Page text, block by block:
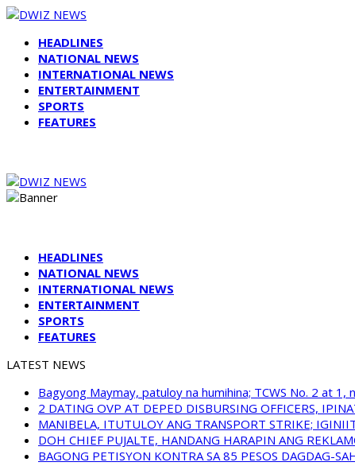
HEADLINES
NATIONAL NEWS
INTERNATIONAL NEWS
ENTERTAINMENT
SPORTS
FEATURES
HEADLINES
NATIONAL NEWS
INTERNATIONAL NEWS
ENTERTAINMENT
SPORTS
FEATURES
LATEST NEWS
Bagyong Maymay, patuloy na humihina; TCWS No. 2 at 1,
2 DATING OVP AT DEPED DISBURSING OFFICERS,
MANIBELA, ITUTULOY ANG TRANSPORT STRIKE;
DOH CHIEF PUJALTE, HANDANG HARAPIN ANG
BAGONG PETISYON KONTRA SA 85 PESOS DAGDAG-